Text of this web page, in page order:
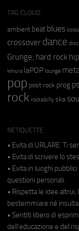
TAG CLOUD
ambient beat blues
crossover dance
Grunge; hard rock
kimura laPOP lounge
pop post rock prog
rock rockabilly ska
NETIQUETTE
• Evita di URLARE. Ti
• Evita di scrivere lo
• Evita in luoghi
questioni personali.
• Rispetta le idee
bestemmiare né
• Sentiti libero di
dell'educazione e del